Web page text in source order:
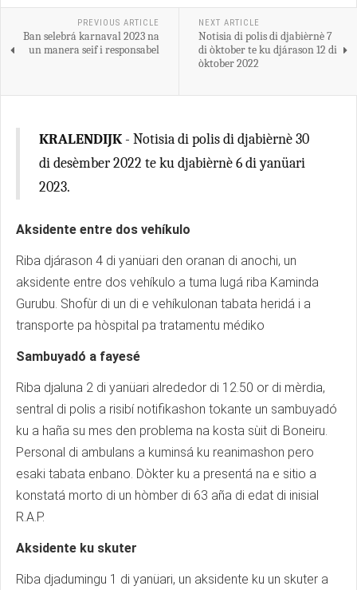
PREVIOUS ARTICLE
Ban selebrá karnaval 2023 na
un manera seif i responsabel
NEXT ARTICLE
Notisia di polis di djabièrnè 7
di òktober te ku djárason 12 di
òktober 2022
KRALENDIJK- Notisia di polis di djabièrnè 30
di desèmber 2022 te ku djabièrnè 6 di yanüari
2023.
Aksidente entre dos vehíkulo
Riba djárason 4 di yanüari den oranan di anochi, un
aksidente entre dos vehíkulo a tuma lugá riba Kaminda
Gurubu. Shofùr di un di e vehíkulonan tabata heridá i a
transporte pa hòspital pa tratamentu médiko
Sambuyadó a fayesé
Riba djaluna 2 di yanüari alrededor di 12.50 or di mèrdia,
sentral di polis a risibí notifikashon tokante un sambuyadó
ku a haña su mes den problema na kosta sùit di Boneiru.
Personal di ambulans a kuminsá ku reanimashon pero
esaki tabata enbano. Dòkter ku a presentá na e sitio a
konstatá morto di un hòmber di 63 aña di edat di inisial
R.A.P.
Aksidente ku skuter
Riba djadumingu 1 di yanüari, un aksidente ku un skuter a